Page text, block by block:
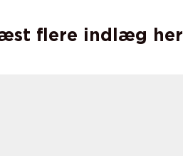
flere indlæg her